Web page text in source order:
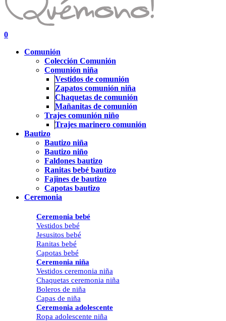
search
account
0
Comunión
Colección Comunión
Comunión niña
Vestidos de comunión
Zapatos comunión niña
Chaquetas de comunión
Mañanitas de comunión
Trajes comunión niño
Trajes marinero comunión
Bautizo
Bautizo niña
Bautizo niño
Faldones bautizo
Ranitas bebé bautizo
Fajines de bautizo
Capotas bautizo
Ceremonia
Ceremonia bebé
Vestidos bebé
Jesusitos bebé
Ranitas bebé
Capotas bebé
Ceremonia niña
Vestidos ceremonia niña
Chaquetas ceremonia niña
Boleros de niña
Capas de niña
Ceremonia adolescente
Ropa adolescente niña